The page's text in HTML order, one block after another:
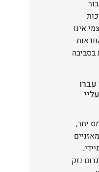
אינו
בסביבה
יתר,
נזק